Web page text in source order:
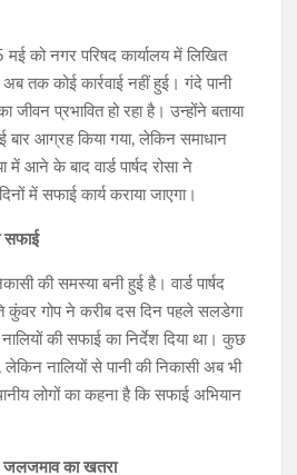
को नगर परिषद कार्यालय में लिखित
तक कोई कार्रवाई नहीं हुई। गंदे पानी
जीवन प्रभावित हो रहा है। उन्होंने बताया
बार आग्रह किया गया, लेकिन समाधान
में आने के बाद वार्ड पार्षद रोसा ने
में सफाई कार्य कराया जाएगा।
सफाई
की समस्या बनी हुई है। वार्ड पार्षद
कुंवर गोप ने करीब दस दिन पहले सलडेगा
की सफाई का निर्देश दिया था। कुछ
नालियों से पानी की निकासी अब भी
लोगों का कहना है कि सफाई अभियान
जलजमाव का खतरा